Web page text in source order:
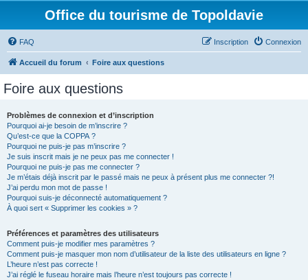
Office du tourisme de Topoldavie
FAQ Connexion
Inscription
Accueil du forum Foire aux questions
Foire aux questions
Problèmes de connexion et d’inscription
Pourquoi ai-je besoin de m’inscrire ?
Qu’est-ce que la COPPA ?
Pourquoi ne puis-je pas m’inscrire ?
Je suis inscrit mais je ne peux pas me connecter !
Pourquoi ne puis-je pas me connecter ?
Je m’étais déjà inscrit par le passé mais ne peux à présent plus me connecter ?!
J’ai perdu mon mot de passe !
Pourquoi suis-je déconnecté automatiquement ?
À quoi sert « Supprimer les cookies » ?
Préférences et paramètres des utilisateurs
Comment puis-je modifier mes paramètres ?
Comment puis-je masquer mon nom d’utilisateur de la liste des utilisateurs en ligne ?
L’heure n’est pas correcte !
J’ai réglé le fuseau horaire mais l’heure n’est toujours pas correcte !